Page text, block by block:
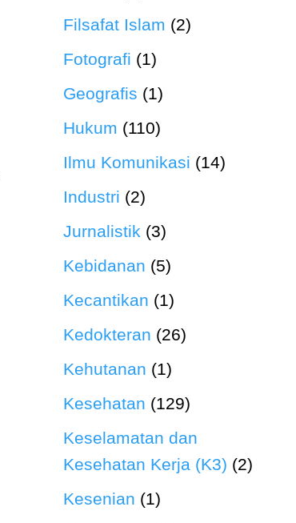
Filsafat Islam (2)
Fotografi (1)
Geografis (1)
Hukum (110)
Ilmu Komunikasi (14)
Industri (2)
Jurnalistik (3)
Kebidanan (5)
Kecantikan (1)
Kedokteran (26)
Kehutanan (1)
Kesehatan (129)
Keselamatan dan
Kesehatan Kerja (K3) (2)
Kesenian (1)